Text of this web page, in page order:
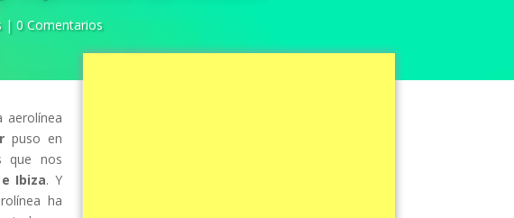
| 0 Comentarios
aerolínea
puso en
que nos
Ibiza. Y
ha